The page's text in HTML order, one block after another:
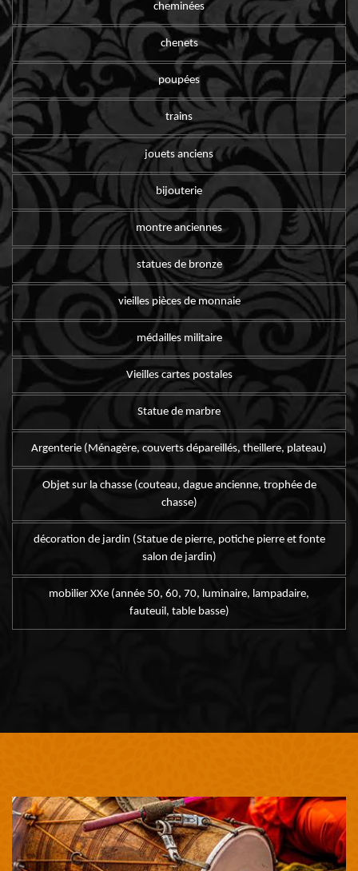
cheminées
chenets
poupées
trains
jouets anciens
bijouterie
montre anciennes
statues de bronze
vieilles pièces de monnaie
médailles militaire
Vieilles cartes postales
Statue de marbre
Argenterie (Ménagère, couverts dépareillés, theillere, plateau)
Objet sur la chasse (couteau, dague ancienne, trophée de
chasse)
décoration de jardin (Statue de pierre, potiche pierre et fonte
salon de jardin)
mobilier XXe (année 50, 60, 70, luminaire, lampadaire,
fauteuil, table basse)